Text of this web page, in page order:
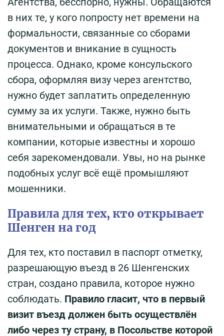
в них те, у кого попросту нет времени на
формальности, связанные со сборами
документов и вникание в сущность
процесса. Однако, кроме консульского
сбора, оформляя визу через агентство,
нужно будет заплатить определенную
сумму за их услуги. Также, нужно быть
внимательными и обращаться в те
компании, которые известны и хорошо
себя зарекомендовали. Увы, но на рынке
подобных услуг всё ещё промышляют
мошенники.
Правила для тех, кто открывает
Шенген на год
Для тех, кто поставил в паспорт отметку,
разрешающую въезд в 26 Шенгенских
стран, создано правила, которое нужно
соблюдать. Правило гласит, что в первый
визит въезд должен быть осуществлён
либо через ту страну, в Посольстве которой